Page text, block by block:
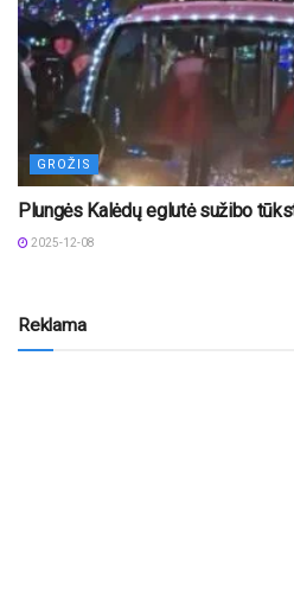
GROŽIS
Plungės Kalėdų eglutė sužibo
2025-12-08
Reklama